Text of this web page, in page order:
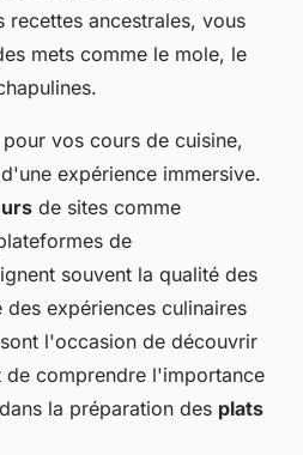
recettes ancestrales, vous
mets comme le mole, le
pour vos cours de cuisine,
expérience immersive.
de sites comme
de
souvent la qualité des
expériences culinaires
l'occasion de découvrir
de comprendre l'importance
dans la préparation des plats